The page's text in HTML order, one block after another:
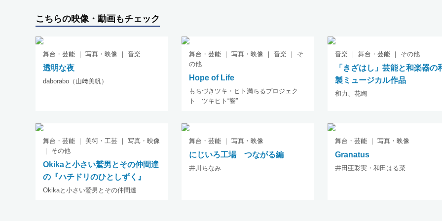
こちらの映像・動画もチェック
舞台・芸能 ｜ 写真・映像 ｜ 音楽
透明な夜
daborabo（山﨑美帆）
舞台・芸能 ｜ 写真・映像 ｜ 音楽 ｜ そ
の他
Hope of Life
もちづきツキ・ヒト満ちるプロジェク
ト ツキヒト“響”
音楽 ｜ 舞台・芸能 ｜ その他
「きざはし」芸能と和楽器の
製ミュージカル作品
和力、花綯
舞台・芸能 ｜ 美術・工芸 ｜ 写真・映像
｜ その他
Okikaと小さい鷲男とその仲間達
の『ハチドリのひとしずく』
Okikaと小さい鷲男とその仲間達
舞台・芸能 ｜ 写真・映像
にじいろ工場 つながる編
井川ちなみ
舞台・芸能 ｜ 写真・映像
Granatus
井田亜彩実・和田はる菜